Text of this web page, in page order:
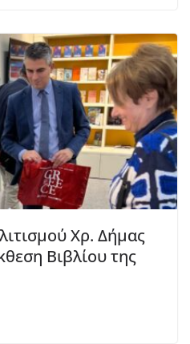
Χρ. Δήμας
Βιβλίου της